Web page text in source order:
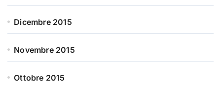
Dicembre 2015
Novembre 2015
Ottobre 2015